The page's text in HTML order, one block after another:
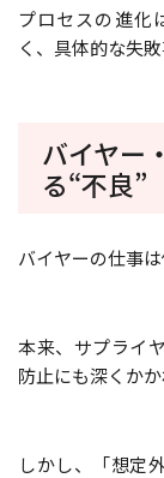
プロセスの進化
く、具体的な失
バイヤー
る“不良”
バイヤーの仕事
本来、サプライ
防止にも深くかか
しかし、「想定